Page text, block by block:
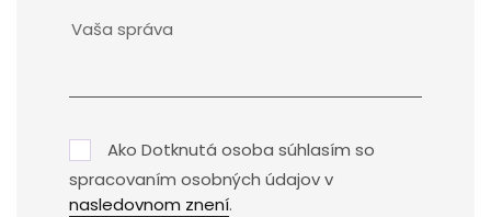
Ako Dotknutá osoba súhlasím so
spracovaním osobných údajov v
nasledovnom znení.